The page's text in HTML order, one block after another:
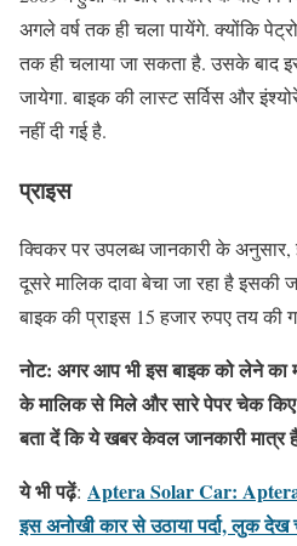
अगले वर्ष तक ही चला पायेंगे. क्योंकि
तक ही चलाया जा सकता है. उसके बाद
जायेगा. बाइक की लास्ट सर्विस और
नहीं दी गई है.
प्राइस
क्विकर पर उपलब्ध जानकारी के
दूसरे मालिक दावा बेचा जा रहा है इसकी
बाइक की प्राइस 15 हजार रुपए तय की
नोट: अगर आप भी इस बाइक को लेने का
के मालिक से मिले और सारे पेपर चेक किए
बता दें कि ये खबर केवल जानकारी मात्र
ये भी पढ़ें: Aptera Solar Car:
इस अनोखी कार से उठाया पर्दा, लुक देख